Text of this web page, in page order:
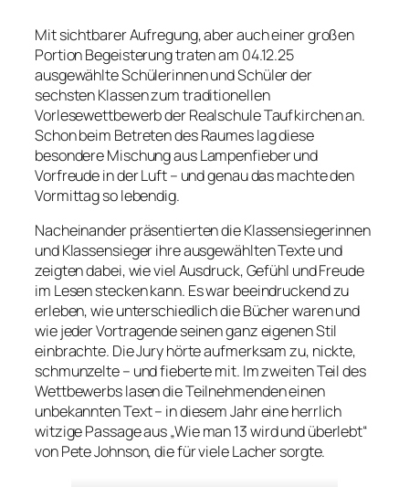
Mit sichtbarer Aufregung, aber auch einer großen
Portion Begeisterung traten am 04.12.25
ausgewählte Schülerinnen und Schüler der
sechsten Klassen zum traditionellen
Vorlesewettbewerb der Realschule Taufkirchen an.
Schon beim Betreten des Raumes lag diese
besondere Mischung aus Lampenfieber und
Vorfreude in der Luft – und genau das machte den
Vormittag so lebendig.
Nacheinander präsentierten die Klassensiegerinnen
und Klassensieger ihre ausgewählten Texte und
zeigten dabei, wie viel Ausdruck, Gefühl und Freude
im Lesen stecken kann. Es war beeindruckend zu
erleben, wie unterschiedlich die Bücher waren und
wie jeder Vortragende seinen ganz eigenen Stil
einbrachte. Die Jury hörte aufmerksam zu, nickte,
schmunzelte – und fieberte mit. Im zweiten Teil des
Wettbewerbs lasen die Teilnehmenden einen
unbekannten Text – in diesem Jahr eine herrlich
witzige Passage aus„Wie man 13 wird und überlebt“
von Pete Johnson, die für viele Lacher sorgte.